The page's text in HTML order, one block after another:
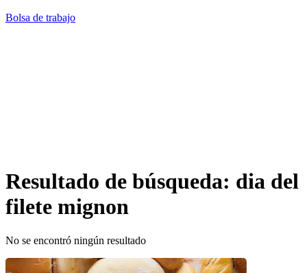
Bolsa de trabajo
Resultado de búsqueda: dia del
filete mignon
No se encontró ningún resultado